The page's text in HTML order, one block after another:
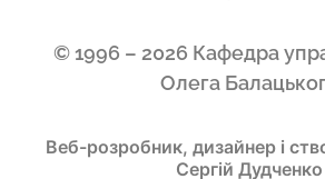
© 1996 – 2026 Кафедра
Олега
Веб-розробник, дизайнер і
Сергій Дудченко